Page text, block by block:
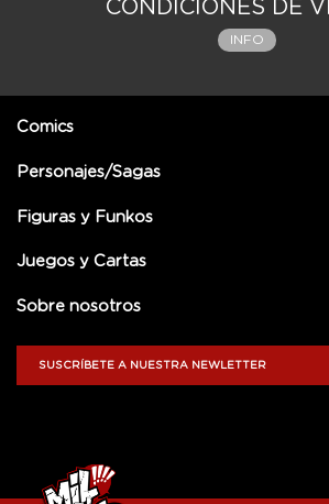
CONDICIONES DE
INFO
Comics
Personajes/Sagas
Figuras y Funkos
Juegos y Cartas
Sobre nosotros
SUSCRÍBETE A NUESTRA NEWLETTER